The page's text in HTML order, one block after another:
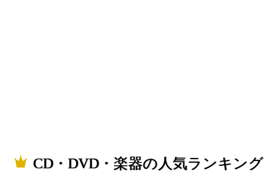
CD・DVD・楽器の人気ランキング